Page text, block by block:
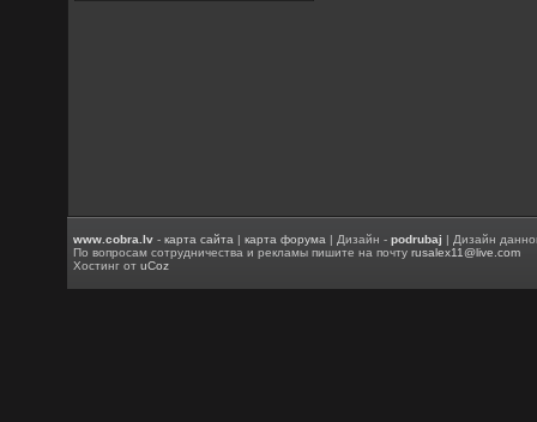
www.cobra.lv -карта сайта |карта форума | Дизайн -podrubaj | Дизайн
По вопросам сотрудничества и рекламы пишите на почтуrusalex11@live.com
Хостинг отuCoz